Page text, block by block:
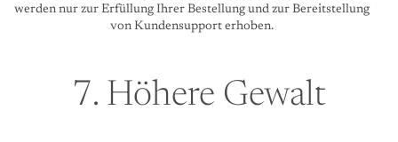
werden nur zur Erfüllung Ihrer Bestellung und zur Bereitstellung
von Kundensupport erhoben.
7. Höhere Gewalt